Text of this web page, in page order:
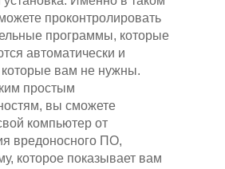
проконтролировать
программы, которые
автоматически и
которые вам не нужны.
простым
вы сможете
компьютер от
вредоносного ПО,
которое показывает вам